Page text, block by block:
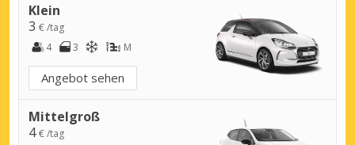
Klein
3 € /tag
4
3 M
Angebot sehen
Mittelgroß
4€ /tag